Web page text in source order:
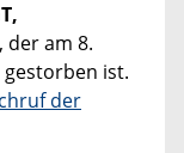
der am 8.
gestorben ist.
der